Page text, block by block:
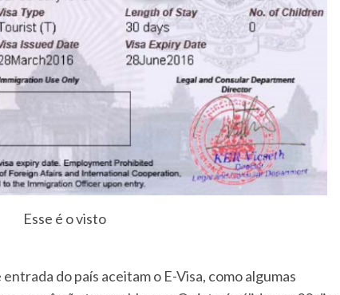
Esse é o visto
do país aceitam o E-Visa, como algumas